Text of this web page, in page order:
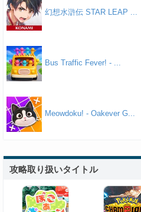
幻想水滸伝 STAR LEAP ...
Bus Traffic Fever! - ...
Meowdoku! - Oakever G...
攻略取り扱いタイトル